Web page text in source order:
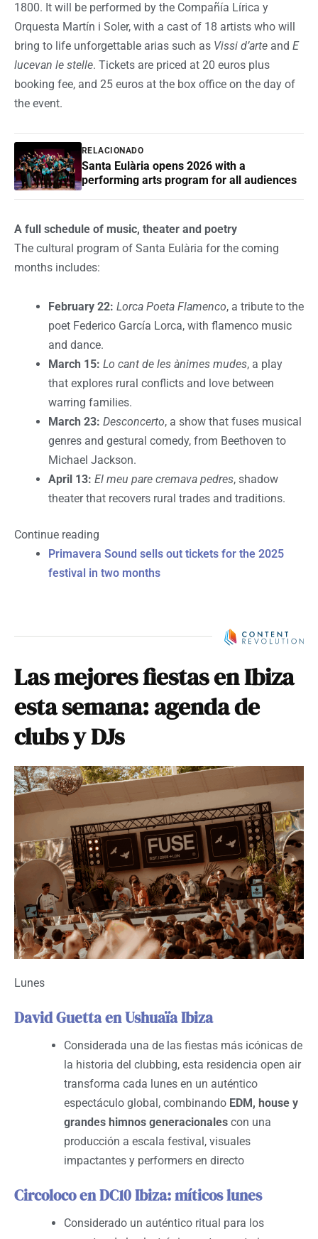
1800. It will be performed by the Compañía Lírica y
Orquesta Martín i Soler, with a cast of 18 artists who will
bring to life unforgettable arias such as Vissi d’arte and E
lucevan le stelle. Tickets are priced at 20 euros plus
booking fee, and 25 euros at the box office on the day of
the event.
RELACIONADO
Santa Eulària opens 2026 with a
performing arts program for all audiences
A full schedule of music, theater and poetry
The cultural program of Santa Eulària for the coming
months includes:
February 22: Lorca Poeta Flamenco, a tribute to the
poet Federico García Lorca, with flamenco music
and dance.
March 15: Lo cant de les ànimes mudes, a play
that explores rural conflicts and love between
warring families.
March 23: Desconcerto, a show that fuses musical
genres and gestural comedy, from Beethoven to
Michael Jackson.
April 13: El meu pare cremava pedres, shadow
theater that recovers rural trades and traditions.
Continue reading
Primavera Sound sells out tickets for the 2025
festival in two months
Las mejores fiestas en Ibiza
esta semana: agenda de
clubs y DJs
Lunes
David Guetta en Ushuaïa Ibiza
Considerada una de las fiestas más icónicas de
la historia del clubbing, esta residencia open air
transforma cada lunes en un auténtico
espectáculo global, combinando EDM, house y
grandes himnos generacionales con una
producción a escala festival, visuales
impactantes y performers en directo
Circoloco en DC10 Ibiza: míticos lunes
Considerado un auténtico ritual para los